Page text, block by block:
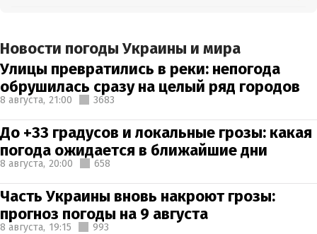
Новости погоды Украины и мира
Улицы превратились в реки: непогода
обрушилась сразу на целый ряд городов
8 августа, 21:00 3683
До +33 градусов и локальные грозы: какая
погода ожидается в ближайшие дни
8 августа, 20:00 658
Часть Украины вновь накроют грозы:
прогноз погоды на 9 августа
8 августа, 19:15 993